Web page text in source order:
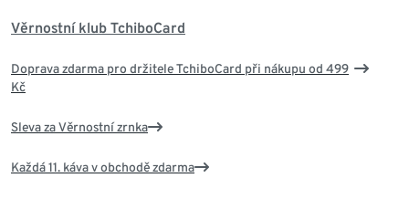
Věrnostní klub TchiboCard
Doprava zdarma pro držitele TchiboCard při nákupu od 499
Kč
Sleva za Věrnostní zrnka
Každá 11. káva v obchodě zdarma